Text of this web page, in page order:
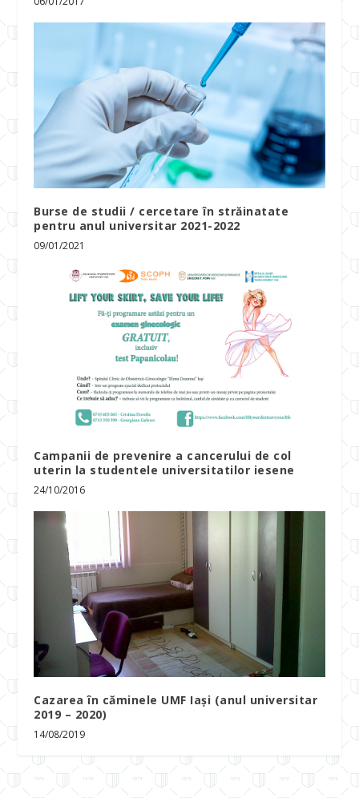
Burse de studii / cercetare în străinatate
pentru anul universitar 2021-2022
09/01/2021
Campanii de prevenire a cancerului de col
uterin la studentele universitatilor iesene
24/10/2016
Cazarea în căminele UMF Iași (anul universitar
2019 – 2020)
14/08/2019